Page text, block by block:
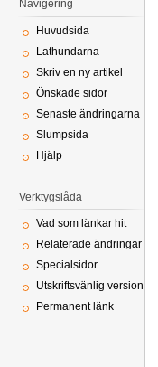
Navigering
Huvudsida
Lathundarna
Skriv en ny artikel
Önskade sidor
Senaste ändringarna
Slumpsida
Hjälp
Verktygslåda
Vad som länkar hit
Relaterade ändringar
Specialsidor
Utskriftsvänlig version
Permanent länk